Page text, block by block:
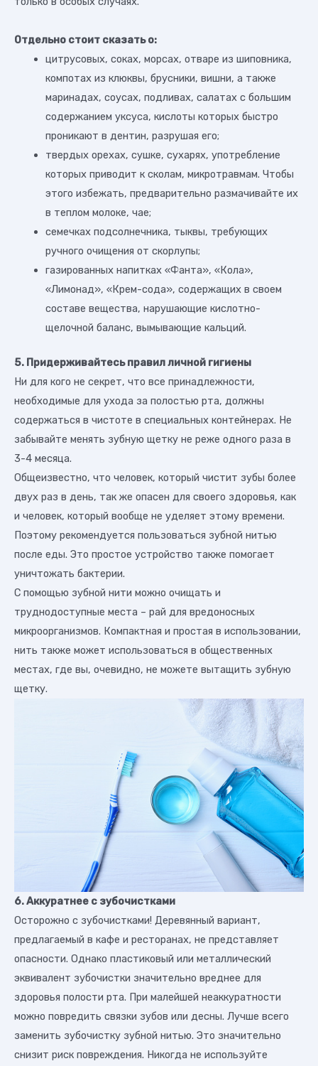
Отдельно стоит сказать о:
цитрусовых, соках, морсах, отваре из шиповника,
компотах из клюквы, брусники, вишни, а также
маринадах, соусах, подливах, салатах с большим
содержанием уксуса, кислоты которых быстро
проникают в дентин, разрушая его;
твердых орехах, сушке, сухарях, употребление
которых приводит к сколам, микротравмам. Чтобы
этого избежать, предварительно размачивайте их
в теплом молоке, чае;
семечках подсолнечника, тыквы, требующих
ручного очищения от скорлупы;
газированных напитках «Фанта», «Кола»,
«Лимонад», «Крем-сода», содержащих в своем
составе вещества, нарушающие кислотно-
щелочной баланс, вымывающие кальций.
5. Придерживайтесь правил личной гигиены
Ни для кого не секрет, что все принадлежности,
необходимые для ухода за полостью рта, должны
содержаться в чистоте в специальных контейнерах. Не
забывайте менять зубную щетку не реже одного раза в
3-4 месяца.
Общеизвестно, что человек, который чистит зубы более
двух раз в день, так же опасен для своего здоровья, как
и человек, который вообще не уделяет этому времени.
Поэтому рекомендуется пользоваться зубной нитью
после еды. Это простое устройство также помогает
уничтожать бактерии.
С помощью зубной нити можно очищать и
труднодоступные места – рай для вредоносных
микроорганизмов. Компактная и простая в использовании,
нить также может использоваться в общественных
местах, где вы, очевидно, не можете вытащить зубную
щетку.
6. Аккуратнее с зубочистками
Осторожно с зубочистками! Деревянный вариант,
предлагаемый в кафе и ресторанах, не представляет
опасности. Однако пластиковый или металлический
эквивалент зубочистки значительно вреднее для
здоровья полости рта. При малейшей неаккуратности
можно повредить связки зубов или десны. Лучше всего
заменить зубочистку зубной нитью. Это значительно
снизит риск повреждения. Никогда не используйте